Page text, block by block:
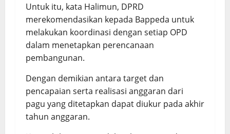
Untuk itu, kata Halimun, DPRD
merekomendasikan kepada Bappeda untuk
melakukan koordinasi dengan setiap OPD
dalam menetapkan perencanaan
pembangunan.
Dengan demikian antara target dan
pencapaian serta realisasi anggaran dari
pagu yang ditetapkan dapat diukur pada akhir
tahun anggaran.